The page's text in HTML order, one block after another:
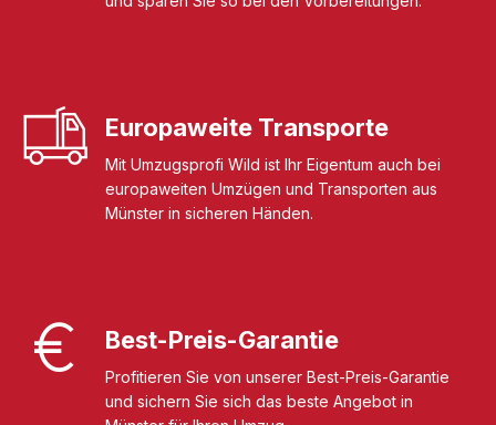
Europaweite Transporte
Mit Umzugsprofi Wild ist Ihr Eigentum auch bei
europaweiten Umzügen und Transporten aus
Münster in sicheren Händen.
Best-Preis-Garantie
Profitieren Sie von unserer Best-Preis-Garantie
und sichern Sie sich das beste Angebot in